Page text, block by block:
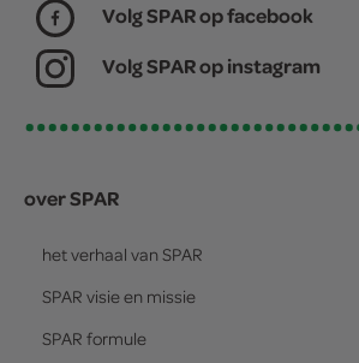
Volg SPAR op facebook
Volg SPAR op instagram
over SPAR
het verhaal van SPAR
SPAR visie en missie
SPAR formule